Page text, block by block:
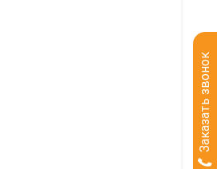
Заказать звонок